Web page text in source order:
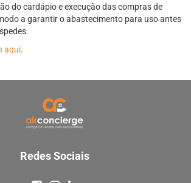
do cardápio e execução das compras de
a garantir o abastecimento para uso antes
aqui.
Redes Sociais